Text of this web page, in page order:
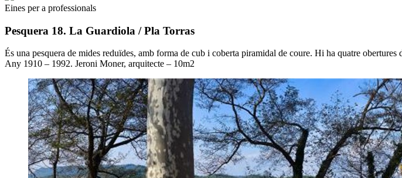
Eines per a professionals
Pesquera 18. La Guardiola / Pla Torras
És una pesquera de mides reduïdes, amb forma de cub i coberta piramidal de coure. Hi ha quatre
Any 1910 – 1992. Jeroni Moner, arquitecte – 10m2